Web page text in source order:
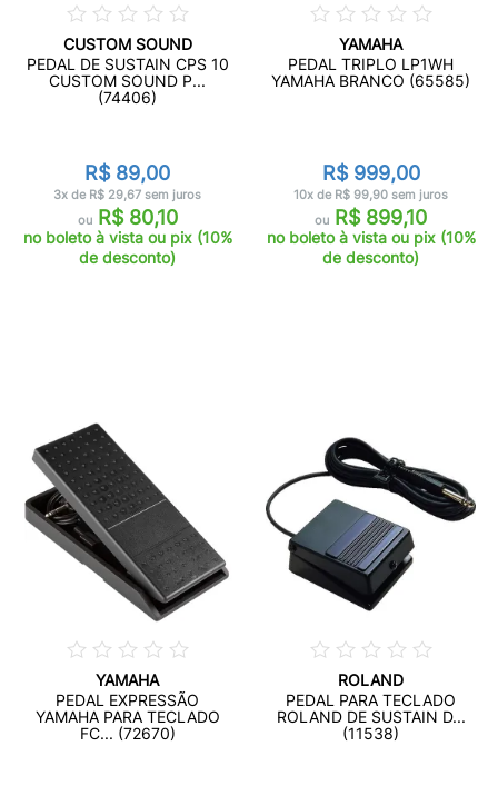
CUSTOM SOUND
PEDAL DE SUSTAIN CPS 10
CUSTOM SOUND P...
(74406)
R$ 89,00
3x de R$ 29,67 sem juros
ouR$ 80,10
no boleto à vista ou pix (10%
de desconto)
YAMAHA
PEDAL TRIPLO LP1WH
YAMAHA BRANCO (65585)
R$ 999,00
10x de R$ 99,90 sem juros
ou R$ 899,10
no boleto à vista ou pix (10%
de desconto)
YAMAHA
PEDAL EXPRESSÃO
YAMAHA PARA TECLADO
FC... (72670)
ROLAND
PEDAL PARA TECLADO
ROLAND DE SUSTAIN D...
(11538)